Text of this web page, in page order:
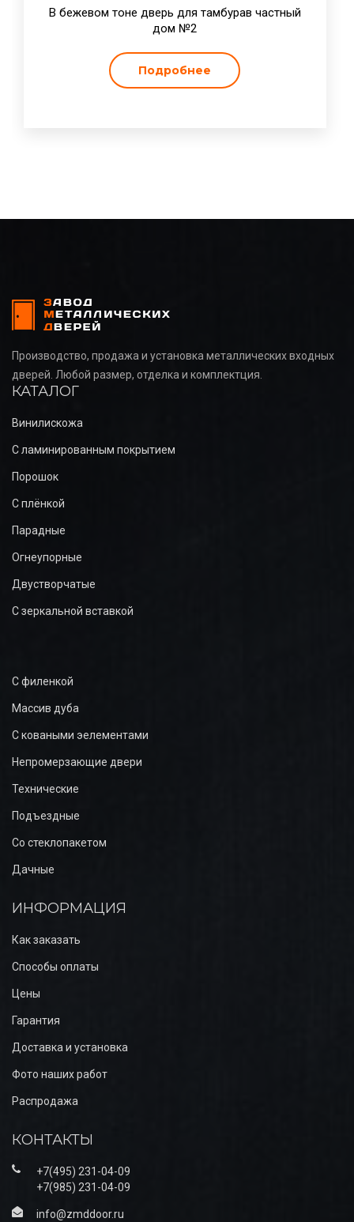
В бежевом тоне дверь для тамбурав частный
дом №2
Подробнее
Производство, продажа и установка металлических входных
дверей. Любой размер, отделка и комплектция.
КАТАЛОГ
Винилискожа
С ламинированным покрытием
Порошок
С плёнкой
Парадные
Огнеупорные
Двустворчатые
С зеркальной вставкой
С филенкой
Массив дуба
С коваными эелементами
Непромерзающие двери
Технические
Подъездные
Со стеклопакетом
Дачные
ИНФОРМАЦИЯ
Как заказать
Способы оплаты
Цены
Гарантия
Доставка и установка
Фото наших работ
Распродажа
КОНТАКТЫ
+7(495) 231-04-09
+7(985) 231-04-09
info@zmddoor.ru